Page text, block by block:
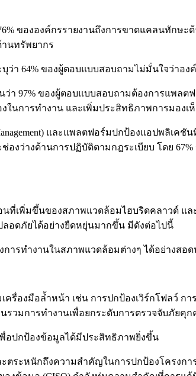
ขององค์กรรายงานถึงการขาดแคลนทักษะ
นทรัพยากร
า 64% ของผู้ตอบแบบสอบถามไม่มั่นใจว่าอ
า 97% ของผู้ตอบแบบสอบถามต้องการแพ
ในการทำงาน และเพิ่มประสิทธิภาพการมอง
และแพลตฟอร์มปกป้องแอปพลิเคชั
องว่างด้านการปฏิบัติตามกฎระเบียบ โดย
ที่เพิ่มขึ้นของสภาพแวดล้อมไฮบริดคลาวด์ แ
อดภัยได้อย่างยืดหยุ่นมากขึ้น มีดังต่อไปนี้
ารทำงานในสภาพแวดล้อมต่างๆ ได้อย่างสอ
องมือล้ำหน้า เช่น การปกป้องเวิร์กโฟลว์ ก
รวมการทำงานเพื่อยกระดับการตรวจจับภัย
พื่อปกป้องข้อมูลได้มีประสิทธิภาพยิ่งขึ้น
ระหนักถึงความสำคัญในการปกป้องโครงก